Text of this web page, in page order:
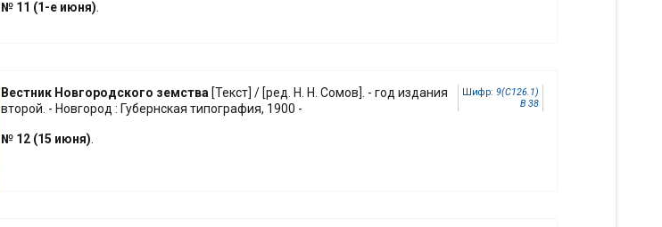
№ 11 (1-е июня)
Шифр: 9(С126.1)
В 38
Вестник Новгородского земства [Текст] / [ред. Н. Н. Сомов]. - год издания
второй. - Новгород : Губернская типография, 1900 -
№ 12 (15 июня)